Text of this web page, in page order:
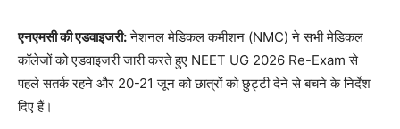
एनएमसी की एडवाइजरी:नेशनल मेडिकल कमीशन (NMC) ने सभी मेडिकल
कॉलेजों को एडवाइजरी जारी करते हुए NEET UG 2026 Re-Exam से
पहले सतर्क रहने और 20-21 जून को छात्रों को छुट्टी देने से बचने के निर्देश
दिए हैं।